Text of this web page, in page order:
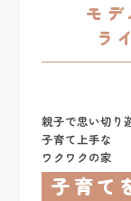
モ
ラ
親子で思い切り
子育て上手な
ワクワクの家
子育て